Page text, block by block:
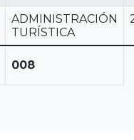
ADMINISTRACIÓN
TURÍSTICA
008